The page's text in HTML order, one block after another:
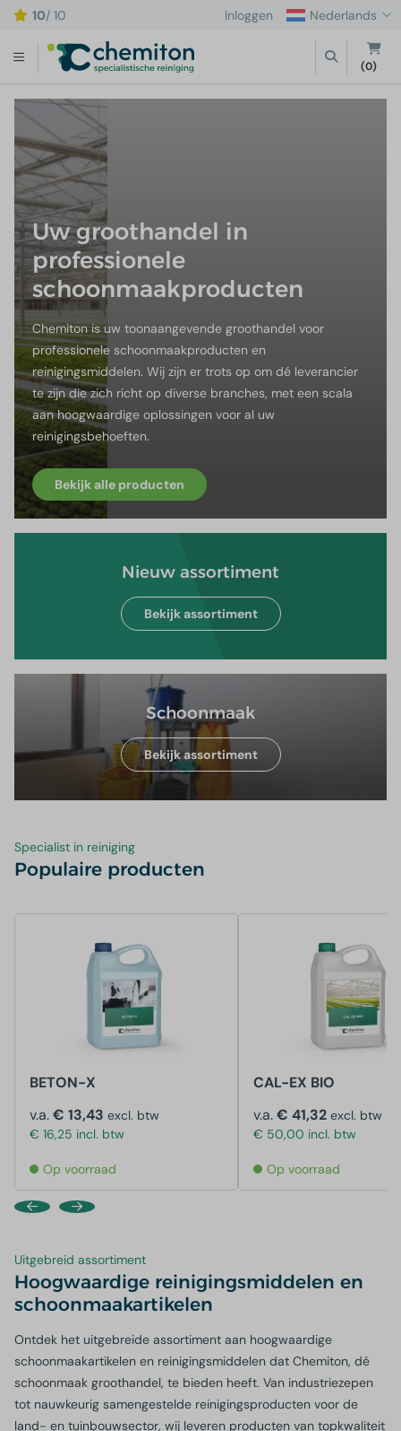
10/ 10 Inloggen Nederlands
(0)
Alle branches
Car- en truckwash
Land- en tuinbouw
Industrie
Schoonmaak
Alle reinigingsmiddelen
Industriële reiniging
Autowas spullen
Alles van
Allesreiniger
Glasreiniger
Vloerreiniging en onderhoud
Stalreiniging
Overige reinigingsmiddelen
Alle schoonmaakartikelen
Borstels
Handschoenen
Sponzen
Poetsdoeken
Uw groothandel in
professionele
schoonmaakproducten
Chemiton is uw toonaangevende groothandel voor
professionele schoonmaakproducten en
reinigingsmiddelen. Wij zijn er trots op om dé leverancier
te zijn die zich richt op diverse branches, met een scala
aan hoogwaardige oplossingen voor al uw
reinigingsbehoeften.
Bekijk alle producten
Nieuw assortiment
Bekijk assortiment
Schoonmaak
Bekijk assortiment
Specialist in reiniging
Populaire producten
BETON-X
v.a.€ 13,43 excl. btw
€ 16,25 incl. btw
Op voorraad
CAL-EX BIO
v.a.€ 41,32 excl. btw
€ 50,00 incl. btw
Op voorraad
Uitgebreid assortiment
Hoogwaardige reinigingsmiddelen en
schoonmaakartikelen
Ontdek het uitgebreide assortiment aan hoogwaardige
schoonmaakartikelen en reinigingsmiddelen dat Chemiton, dé
schoonmaak groothandel, te bieden heeft. Van industriezepen
tot nauwkeurig samengestelde reinigingsproducten voor de
land- en tuinbouwsector, wij leveren producten van topkwaliteit